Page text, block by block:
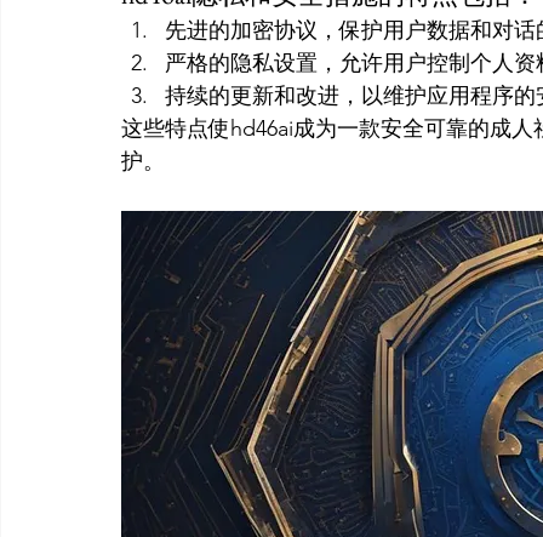
先进的加密协议，保护用户数据和对话
严格的隐私设置，允许用户控制个人
持续的更新和改进，以维护应用程序
这些特点使hd46ai成为一款安全可靠的成
护。